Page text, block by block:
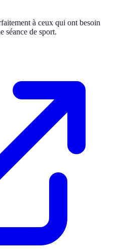
à ceux qui ont besoin
séance de sport.